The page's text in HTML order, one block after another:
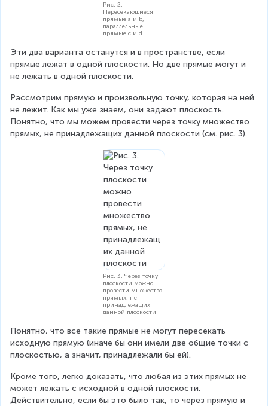
Рис. 2.
Пересекающиеся
прямые a и b,
параллельные
прямые c и d
Эти два варианта останутся и в пространстве, если
прямые лежат в одной плоскости. Но две прямые могут и
не лежать в одной плоскости.
Рассмотрим прямую и произвольную точку, которая на ней
не лежит. Как мы уже знаем, они задают плоскость.
Понятно, что мы можем провести через точку множество
прямых, не принадлежащих данной плоскости (см. рис. 3).
Рис. 3. Через точку
плоскости можно
провести множество
прямых, не
принадлежащих
данной плоскости
Понятно, что все такие прямые не могут пересекать
исходную прямую (иначе бы они имели две общие точки с
плоскостью, а значит, принадлежали бы ей).
Кроме того, легко доказать, что любая из этих прямых не
может лежать с исходной в одной плоскости.
Действительно, если бы это было так, то через прямую и